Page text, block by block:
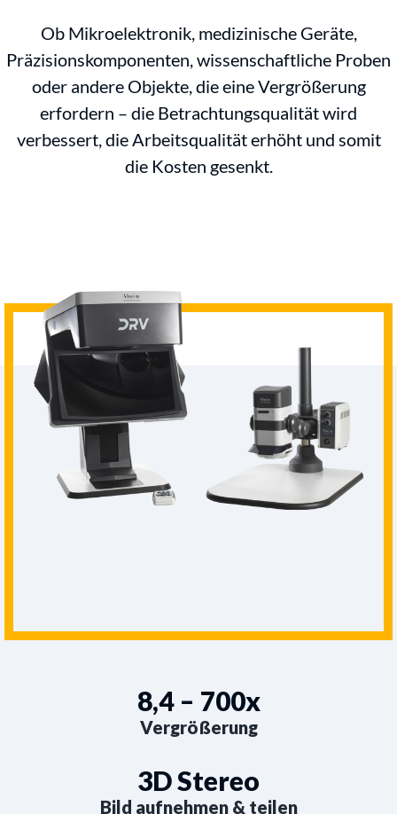
Ob Mikroelektronik, medizinische Geräte,
Präzisionskomponenten, wissenschaftliche Proben
oder andere Objekte, die eine Vergrößerung
erfordern – die Betrachtungsqualität wird
verbessert, die Arbeitsqualität erhöht und somit
die Kosten gesenkt.
8,4 – 700x
Vergrößerung
3D Stereo
Bild aufnehmen & teilen